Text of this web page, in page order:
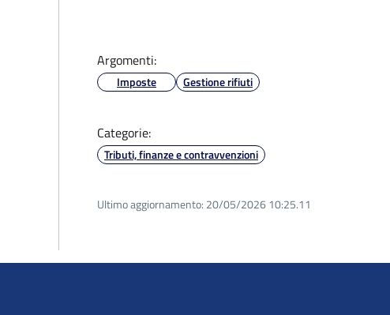
Argomenti:
Imposte Gestione rifiuti
Categorie:
Tributi, finanze e contravvenzioni
Ultimo aggiornamento: 20/05/2026 10:25.11